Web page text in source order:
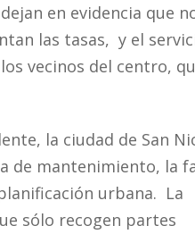
en evidencia que
las tasas, y el
vecinos del centro,
la ciudad de San
de mantenimiento, la
urbana. La
sólo recogen partes